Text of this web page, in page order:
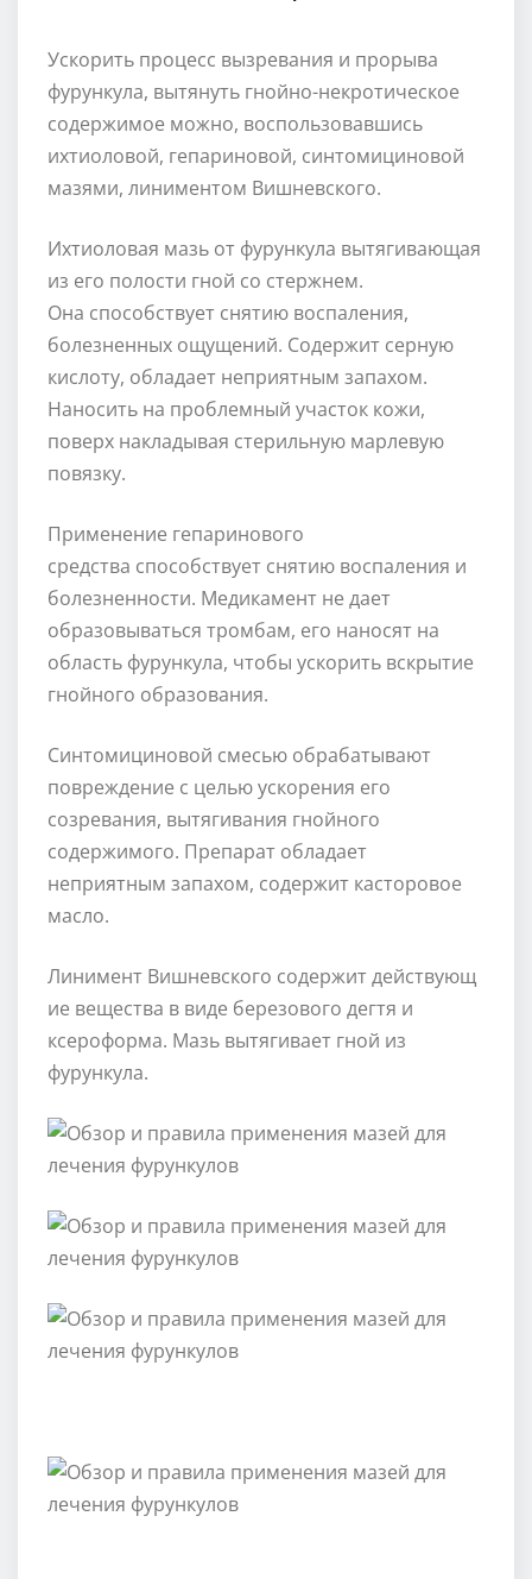
Ускорить процесс вызревания и прорыва
фурункула, вытянуть гнойно-некротическое
содержимое можно, воспользовавшись
ихтиоловой, гепариновой, синтомициновой
мазями, линиментом Вишневского.
Ихтиоловая мазь от фурункула вытягивающая
из его полости гной со стержнем.
Она способствует снятию воспаления,
болезненных ощущений. Содержит серную
кислоту, обладает неприятным запахом.
Наносить на проблемный участок кожи,
поверх накладывая стерильную марлевую
повязку.
Применение гепаринового
средства способствует снятию воспаления и
болезненности. Медикамент не дает
образовываться тромбам, его наносят на
область фурункула, чтобы ускорить вскрытие
гнойного образования.
Синтомициновой смесью обрабатывают
повреждение с целью ускорения его
созревания, вытягивания гнойного
содержимого. Препарат обладает
неприятным запахом, содержит касторовое
масло.
Линимент Вишневского содержит действующ
ие вещества в виде березового дегтя и
ксероформа. Мазь вытягивает гной из
фурункула.